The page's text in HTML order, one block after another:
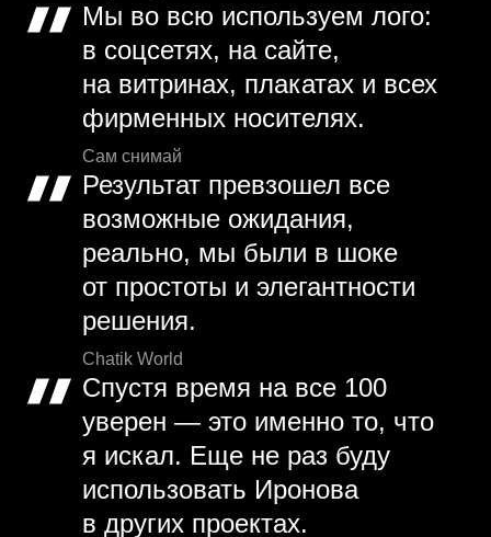
Мы во всю используем лого:
в соцсетях, на сайте,
на витринах, плакатах и всех
фирменных носителях.
Сам снимай
Результат превзошел все
возможные ожидания,
реально, мы были в шоке
от простоты и элегантности
решения.
Chatik World
Спустя время на все 100
уверен — это именно то, что
я искал. Еще не раз буду
использовать Иронова
в других проектах.